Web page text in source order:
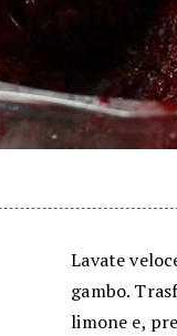
Lavate
gambo.
limone e,